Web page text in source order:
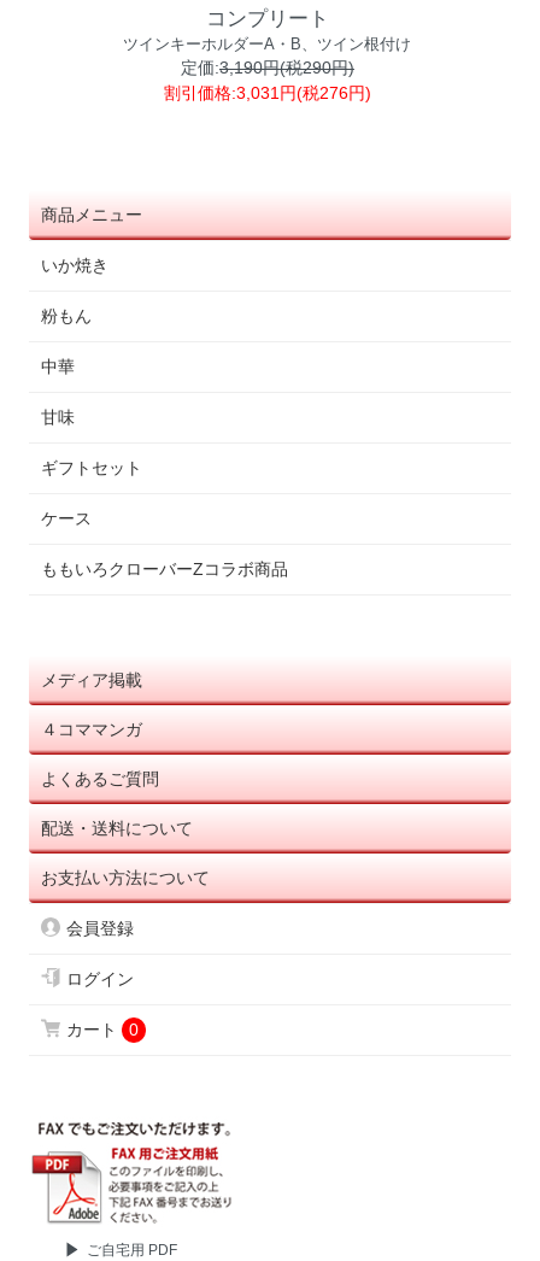
コンプリート
ツインキーホルダーA・B、ツイン根付け
定価:3,190円(税290円)
割引価格:3,031円(税276円)
商品メニュー
いか焼き
粉もん
中華
甘味
ギフトセット
ケース
ももいろクローバーZコラボ商品
メディア掲載
４コママンガ
よくあるご質問
配送・送料について
お支払い方法について
会員登録
ログイン
カート 0
ご自宅用 PDF